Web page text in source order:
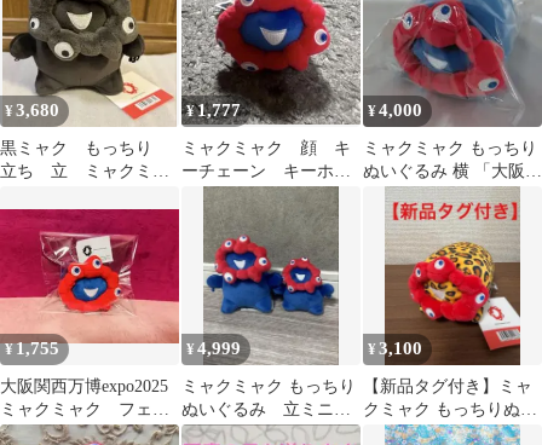
¥3,680
黒ミャク もっちり
立ち 立 ミャクミャ
¥1,777
ミャクミャク 顔 キ
ーチェーン キーホル
ダーもっちり
¥4,000
ミャクミャク もっちり
ぬいぐるみ 横 「大阪・
関西万博」
¥1,755
大阪関西万博expo2025
ミャクミャク フェイ
ス マスコット キー
¥4,999
ミャクミャク もっちり
ぬいぐるみ 立ミニ
立
¥3,100
【新品タグ付き】ミャ
クミャク もっちりぬい
ぐるみ 横 ヒョウ柄